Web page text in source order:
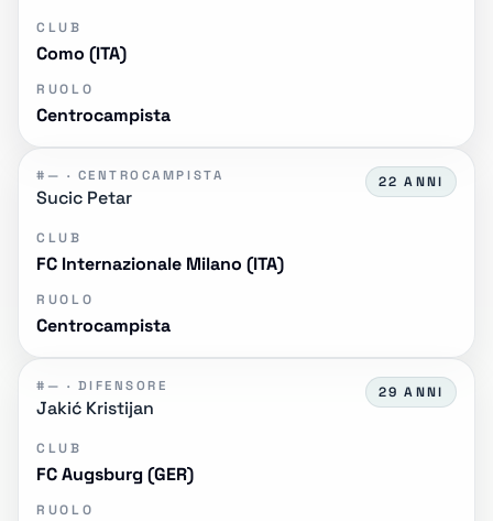
CLUB
Como (ITA)
RUOLO
Centrocampista
#— · CENTROCAMPISTA
Sucic Petar
22 ANNI
CLUB
FC Internazionale Milano (ITA)
RUOLO
Centrocampista
#— · DIFENSORE
Jakić Kristijan
29 ANNI
CLUB
FC Augsburg (GER)
RUOLO